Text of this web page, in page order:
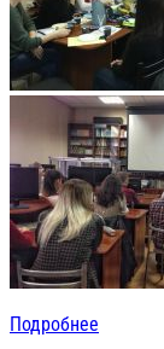
Подробнее